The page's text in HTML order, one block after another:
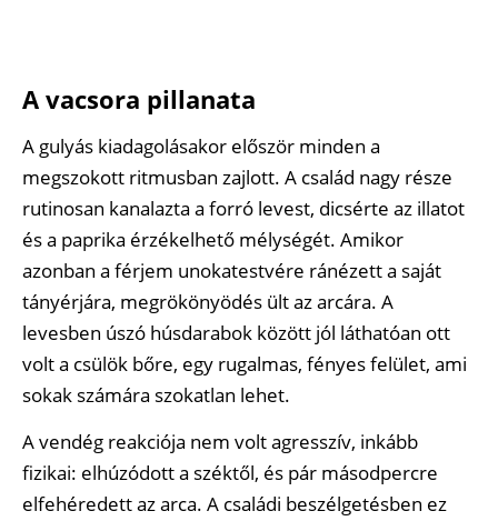
A vacsora pillanata
A gulyás kiadagolásakor először minden a
megszokott ritmusban zajlott. A család nagy része
rutinosan kanalazta a forró levest, dicsérte az illatot
és a paprika érzékelhető mélységét. Amikor
azonban a férjem unokatestvére ránézett a saját
tányérjára, megrökönyödés ült az arcára. A
levesben úszó húsdarabok között jól láthatóan ott
volt a csülök bőre, egy rugalmas, fényes felület, ami
sokak számára szokatlan lehet.
A vendég reakciója nem volt agresszív, inkább
fizikai: elhúzódott a széktől, és pár másodpercre
elfehéredett az arca. A családi beszélgetésben ez